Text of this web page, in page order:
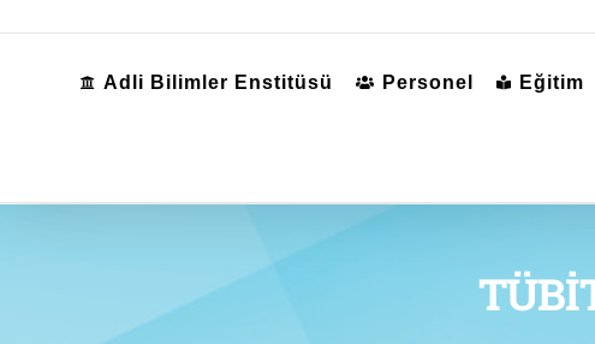
Adli Bilimler Enstitüsü Personel Eğitim